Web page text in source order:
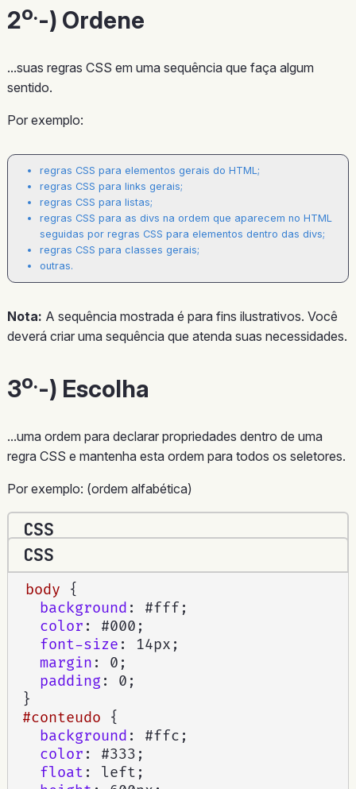
2o.-) Ordene
...suas regras CSS em uma sequência que faça algum
sentido.
Por exemplo:
regras CSS para elementos gerais do HTML;
regras CSS para links gerais;
regras CSS para listas;
regras CSS para as divs na ordem que aparecem no HTML
seguidas por regras CSS para elementos dentro das divs;
regras CSS para classes gerais;
outras.
Nota: A sequência mostrada é para fins ilustrativos. Você
deverá criar uma sequência que atenda suas necessidades.
3o.-) Escolha
...uma ordem para declarar propriedades dentro de uma
regra CSS e mantenha esta ordem para todos os seletores.
Por exemplo: (ordem alfabética)
CSS
CSS
body
{
background : #fff ;
color : #000 ;
font-size : 14px ;
margin : 0 ;
padding : 0 ;
}
#conteudo
{
background : #ffc ;
color : #333 ;
float : left ;